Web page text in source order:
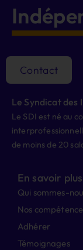
Contact
Le Syndicat des
Le SDI est né au
de moins de 20
En savoir plus
Qui sommes-
Nos
Adhérer
Témoignages